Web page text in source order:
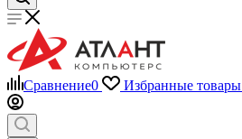
Сравнение0 Избранные товары